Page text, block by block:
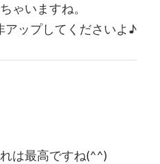
ゃいますね。
アップしてくださいよ♪
は最高ですね(^^)